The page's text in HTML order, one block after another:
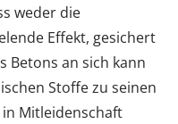
weder die
Effekt, gesichert
Betons an sich kann
Stoffe zu seinen
Mitleidenschaft